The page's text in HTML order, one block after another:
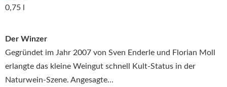
Der Winzer
Gegründet im Jahr 2007 von Sven Enderle und Florian Moll
erlangte das kleine Weingut schnell Kult-Status in der
Naturwein-Szene. Angesagte...
0,75 l